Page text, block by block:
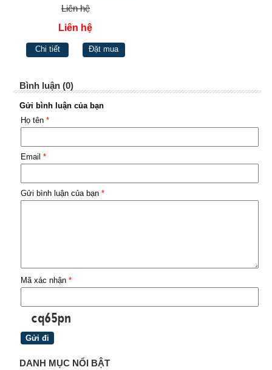
Liên hệ
Liên hệ
Chi tiết Đặt mua
Bình luận (0)
Gửi bình luận của bạn
Họ tên *
Email *
Gửi bình luận của bạn *
Mã xác nhận *
DANH MỤC NỔI BẬT